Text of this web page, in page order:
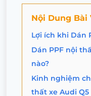
Nội Dung Bài
Lợi ích khi Dán
Dán PPF nội
nào?
Kinh nghiệm
thất xe Audi Q5